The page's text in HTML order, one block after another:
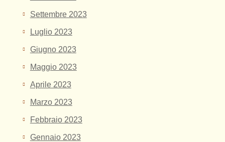
Settembre 2023
Luglio 2023
Giugno 2023
Maggio 2023
Aprile 2023
Marzo 2023
Febbraio 2023
Gennaio 2023